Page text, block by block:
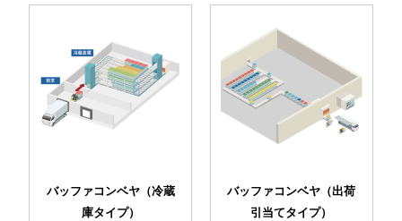
バッファコンベヤ（冷蔵
庫タイプ）
バッファコンベヤ（出荷
引当てタイプ）